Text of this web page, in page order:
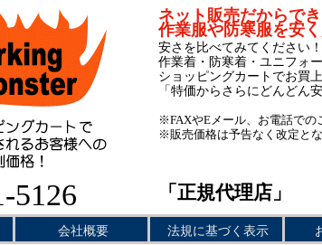
5126
ネット販売だからで
作業服や防寒服を安
安さを比べてみてください
作業着・防寒着・ユニフォ
ショッピングカートでお買
「特価からさらにどんどん
※FAXやEメール、お電話での
※販売価格は予告なく改定とな
「正規代理店」
会社概要 法規に基づく表示